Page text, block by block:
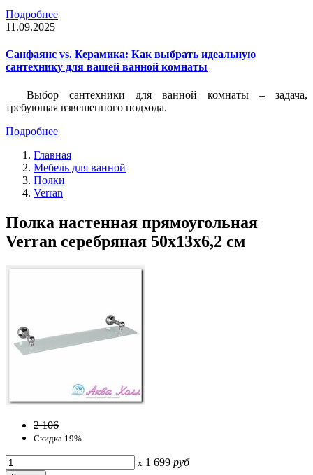
Подробнее
11.09.2025
Санфаянс vs. Керамика: Как выбрать идеальную
сантехнику для вашей ванной комнаты
Выбор сантехники для ванной комнаты – задача,
требующая взвешенного подхода.
Подробнее
Главная
Мебель для ванной
Полки
Verran
Полка настенная прямоугольная
Verran серебряная 50х13х6,2 см
2 106
Скидка 19%
x 1 699 руб